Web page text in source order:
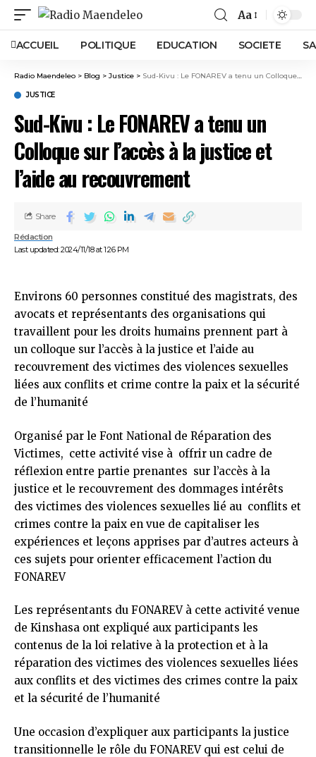
Aa
ACCUEIL POLITIQUE EDUCATION SOCIETE
Radio Maendeleo > Blog > Justice > Sud-Kivu : Le FONAREV a tenu un Colloque sur l’accès à la justice et l’aide au recouvrement
JUSTICE
Sud-Kivu : Le FONAREV a tenu un
Colloque sur l’accès à la justice et
l’aide au recouvrement
Last updated: 2024/11/18 at 1:26 PM
Rédaction
Share
Environs 60 personnes constitué des magistrats, des
avocats et représentants des organisations qui
travaillent pour les droits humains prennent part à
un colloque sur l’accès à la justice et l’aide au
recouvrement des victimes des violences sexuelles
liées aux conflits et crime contre la paix et la sécurité
de l’humanité
Organisé par le Font National de Réparation des
Victimes, cette activité vise à offrir un cadre de
réflexion entre partie prenantes sur l’accès à la
justice et le recouvrement des dommages intérêts
des victimes des violences sexuelles lié au conflits et
crimes contre la paix en vue de capitaliser les
expériences et leçons apprises par d’autres acteurs à
ces sujets pour orienter efficacement l’action du
FONAREV
Les représentants du FONAREV à cette activité venue
de Kinshasa ont expliqué aux participants les
contenus de la loi relative à la protection et à la
réparation des victimes des violences sexuelles liées
aux conflits et des victimes des crimes contre la paix
et la sécurité de l’humanité
Une occasion d’expliquer aux participants la justice
transitionnelle le rôle du FONAREV qui est celui de